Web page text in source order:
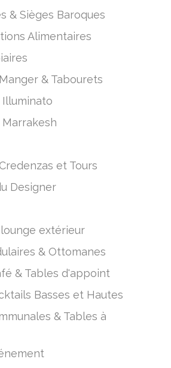
& Sièges Baroques
Alimentaires
& Tabourets
et Tours
Designer
extérieur
& Ottomanes
& Tables d'appoint
Basses et Hautes
& Tables à